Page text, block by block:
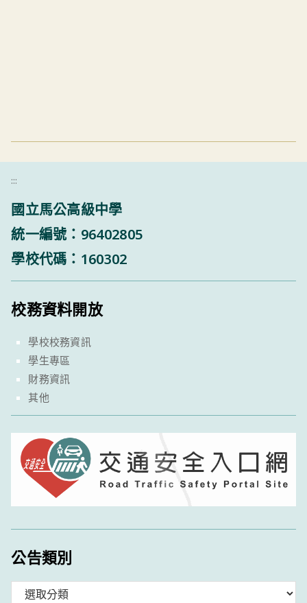
:::
國立馬公高級中學
統一編號：96402805
學校代碼：160302
校務資料開放
學校校務資訊
學生專區
財務資訊
其他
公告類別